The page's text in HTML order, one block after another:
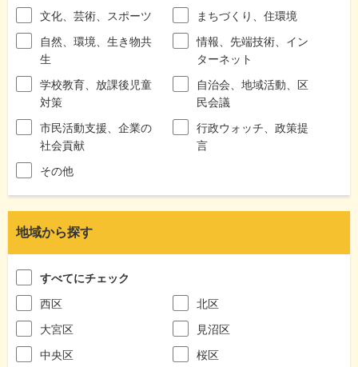
文化、芸術、スポーツ
まちづくり、住環境
自然、環境、生き物共
生
情報、先端技術、イン
ターネット
学校教育、放課後児童
対策
自治会、地域活動、区
民会議
市民活動支援、企業の
社会貢献
行政ウォッチ、政策提
言
その他
地域から探す
すべてにチェック
西区
北区
大宮区
見沼区
中央区
桜区